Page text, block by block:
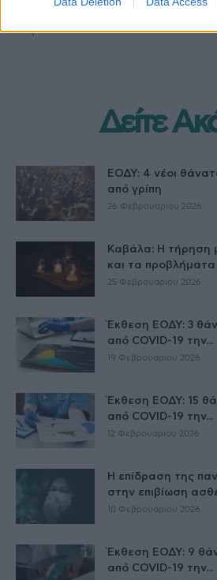
Απριλίου
Δείτε
ΕΟΔΥ: 4 νέοι
από γρίπη
26 Φεβρουαρίου 2026
Καβάλα: Η τήρηση
και τα
25 Φεβρουαρίου 2026
Έκθεση ΕΟΔΥ: 3
από COVID-19 την...
19 Φεβρουαρίου 2026
Έκθεση ΕΟΔΥ: 15
από COVID-19 την...
12 Φεβρουαρίου 2026
Η επίδραση της
στην επιβίωση
10 Φεβρουαρίου 2026
Έκθεση ΕΟΔΥ: 9
από COVID-19 την...